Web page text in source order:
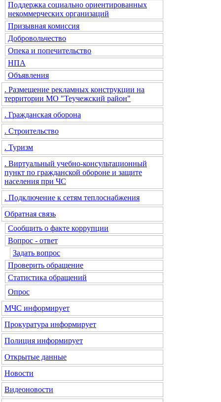
Поддержка социально ориентированных
некоммерческих организаций
Призывная комиссия
Добровольчество
Опека и попечительство
НПА
Объявления
. Размещение рекламных конструкции на
территории МО "Теучежский район"
. Гражданская оборона
. Строительство
. Туризм
. Виртуальный учебно-консультационный
пункт по гражданской обороне и защите
населения при ЧС
. Подключение к сетям теплоснабжения
Обратная связь
Сообщить о факте коррупции
Вопрос - ответ
Задать вопрос
Проверить обращение
Статистика обращений
Опрос
МЧС информирует
Прокуратура информирует
Полиция информирует
Открытые данные
Новости
Видеоновости